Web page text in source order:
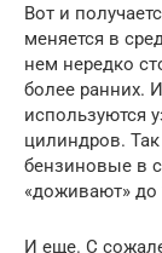
Вот и
меняется в
нем нередко
более ранних.
используются
цилиндров.
бензиновые в
«доживают» до
И еще. С